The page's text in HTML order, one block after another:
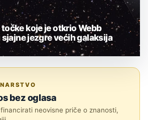
koje je otkrio Webb
jezgre većih galaksija
bez oglasa
neovisne priče o znanosti,